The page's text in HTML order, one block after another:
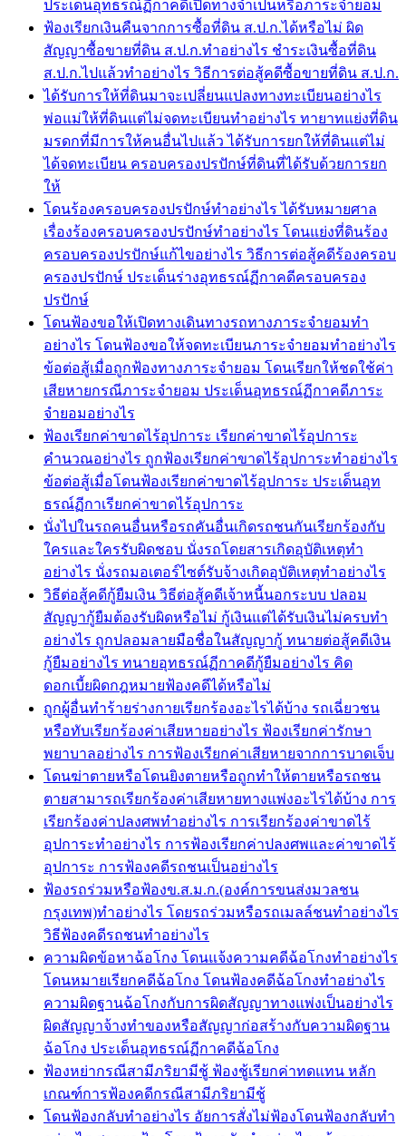
ประเด็นอุทธรณ์ฏีกาคดีเปิดทางจำเป็นหรือภาระจำยอม
ฟ้องเรียกเงินคืนจากการซื้อที่ดิน ส.ป.ก.ได้หรือไม่ ผิด
สัญญาซื้อขายที่ดิน ส.ป.ก.ทำอย่างไร ชำระเงินซื้อที่ดิน
ส.ป.ก.ไปแล้วทำอย่างไร วิธีการต่อสู้คดีซื้อขายที่ดิน ส.ป.ก.
ได้รับการให้ที่ดินมาจะเปลี่ยนแปลงทางทะเบียนอย่างไร
พ่อแม่ให้ที่ดินแต่ไม่จดทะเบียนทำอย่างไร ทายาทแย่งที่ดิน
มรดกที่มีการให้คนอื่นไปแล้ว ได้รับการยกให้ที่ดินแต่ไม่
ได้จดทะเบียน ครอบครองปรปักษ์ที่ดินที่ได้รับด้วยการยก
ให้
โดนร้องครอบครองปรปักษ์ทำอย่างไร ได้รับหมายศาล
เรื่องร้องครอบครองปรปักษ์ทำอย่างไร โดนแย่งที่ดินร้อง
ครอบครองปรปักษ์แก้ไขอย่างไร วิธีการต่อสู้คดีร้องครอบ
ครองปรปักษ์ ประเด็นร่างอุทธรณ์ฏีกาคดีครอบครอง
ปรปักษ์
โดนฟ้องขอให้เปิดทางเดินทางรถทางภาระจำยอมทำ
อย่างไร โดนฟ้องขอให้จดทะเบียนภาระจำยอมทำอย่างไร
ข้อต่อสู้เมื่อถูกฟ้องทางภาระจำยอม โดนเรียกให้ชดใช้ค่า
เสียหายกรณีภาระจำยอม ประเด็นอุทธรณ์ฏีกาคดีภาระ
จำยอมอย่างไร
ฟ้องเรียกค่าขาดไร้อุปการะ เรียกค่าขาดไร้อุปการะ
คำนวณอย่างไร ถูกฟ้องเรียกค่าขาดไร้อุปการะทำอย่างไร
ข้อต่อสู้เมื่อโดนฟ้องเรียกค่าขาดไร้อุปการะ ประเด็นอุท
ธรณ์ฏีกาเรียกค่าขาดไร้อุปการะ
นั่งไปในรถคนอื่นหรือรถคันอื่นเกิดรถชนกันเรียกร้องกับ
ใครและใครรับผิดชอบ นั่งรถโดยสารเกิดอุบัติเหตุทำ
อย่างไร นั่งรถมอเตอร์ไซต์รับจ้างเกิดอุบัติเหตุทำอย่างไร
วิธีต่อสู้คดีกู้ยืมเงิน วิธีต่อสู้คดีเจ้าหนี้นอกระบบ ปลอม
สัญญากู้ยืมต้องรับผิดหรือไม่ กู้เงินแต่ได้รับเงินไม่ครบทำ
อย่างไร ถูกปลอมลายมือชื่อในสัญญากู้ ทนายต่อสู้คดีเงิน
กู้ยืมอย่างไร ทนายอุทธรณ์ฏีกาคดีกู้ยืมอย่างไร คิด
ดอกเบี้ยผิดกฎหมายฟ้องคดีได้หรือไม่
ถูกผู้อื่นทำร้ายร่างกายเรียกร้องอะไรได้บ้าง รถเฉี่ยวชน
หรือทับเรียกร้องค่าเสียหายอย่างไร ฟ้องเรียกค่ารักษา
พยาบาลอย่างไร การฟ้องเรียกค่าเสียหายจากการบาดเจ็บ
โดนฆ่าตายหรือโดนยิงตายหรือถูกทำให้ตายหรือรถชน
ตายสามารถเรียกร้องค่าเสียหายทางแพ่งอะไรได้บ้าง การ
เรียกร้องค่าปลงศพทำอย่างไร การเรียกร้องค่าขาดไร้
อุปการะทำอย่างไร การฟ้องเรียกค่าปลงศพและค่าขาดไร้
อุปการะ การฟ้องคดีรถชนเป็นอย่างไร
ฟ้องรถร่วมหรือฟ้องข.ส.ม.ก.(องค์การขนส่งมวลชน
กรุงเทพ)ทำอย่างไร โดยรถร่วมหรือรถเมลล์ชนทำอย่างไร
วิธีฟ้องคดีรถชนทำอย่างไร
ความผิดข้อหาฉ้อโกง โดนแจ้งความคดีฉ้อโกงทำอย่างไร
โดนหมายเรียกคดีฉ้อโกง โดนฟ้องคดีฉ้อโกงทำอย่างไร
ความผิดฐานฉ้อโกงกับการผิดสัญญาทางแพ่งเป็นอย่างไร
ผิดสัญญาจ้างทำของหรือสัญญาก่อสร้างกับความผิดฐาน
ฉ้อโกง ประเด็นอุทธรณ์ฏีกาคดีฉ้อโกง
ฟ้องหย่ากรณีสามีภริยามีชู้ ฟ้องชู้เรียกค่าทดแทน หลัก
เกณฑ์การฟ้องคดีกรณีสามีภริยามีชู้
โดนฟ้องกลับทำอย่างไร อัยการสั่งไม่ฟ้องโดนฟ้องกลับทำ